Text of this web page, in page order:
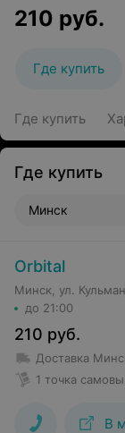
210 руб.
Где купить
Где купить
Где купить
Минск
Orbital
Минск, ул.
до 21:00
210 руб.
Доставка
1 точка
В